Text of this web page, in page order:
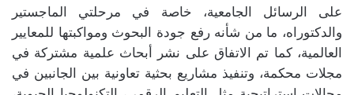
على الرسائل الجامعية، خاصة في مرحلتي الماجستير
والدكتوراه، ما من شأنه رفع جودة البحوث ومواكبتها للمعايير
العالمية، كما تم الاتفاق على نشر أبحاث علمية مشتركة في
مجلات محكمة، وتنفيذ مشاريع بحثية تعاونية بين الجانبين في